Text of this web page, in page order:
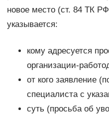
новое место (ст. 84 ТК
указывается:
кому адресуется
организации-
от кого заявление
специалиста с
суть (просьба об